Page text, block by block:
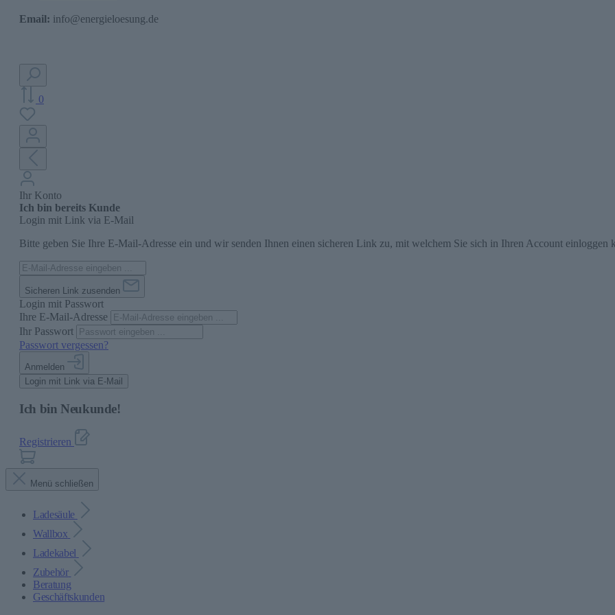
Email: info@energieloesung.de
0
Ihr Konto
Ich bin bereits Kunde
Login mit Link via E-Mail
Bitte geben Sie Ihre E-Mail-Adresse ein und wir senden Ihnen einen sicheren Link zu, mit welchem Sie sich in Ihren Account einloggen
Sicheren Link zusenden
Login mit Passwort
Ihre E-Mail-Adresse
Ihr Passwort
Passwort vergessen?
Anmelden
Login mit Link via E-Mail
Ich bin Neukunde!
Registrieren
Menü schließen
Ladesäule
Wallbox
Ladekabel
Zubehör
Beratung
Geschäftskunden